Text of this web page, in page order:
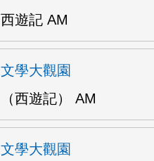
西遊記 AM
文學大觀園
（西遊記） AM
文學大觀園